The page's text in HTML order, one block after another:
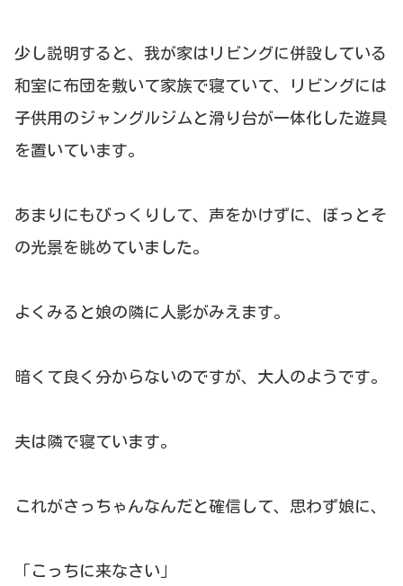
少し説明すると、我が家はリビングに併設している
和室に布団を敷いて家族で寝ていて、リビングには
子供用のジャングルジムと滑り台が一体化した遊具
を置いています。
あまりにもびっくりして、声をかけずに、ぼっとそ
の光景を眺めていました。
よくみると娘の隣に人影がみえます。
暗くて良く分からないのですが、大人のようです。
夫は隣で寝ています。
これがさっちゃんなんだと確信して、思わず娘に、
「こっちに来なさい」